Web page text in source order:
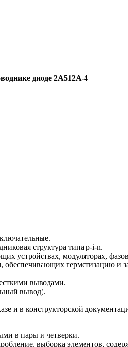
диоде 2А512А-4
структура типа p-i-n.
устройствах, модуляторах,
обеспечивающих герметизацию и
выводами.
вывод).
и в конструкторской
в пары и четверки.
выборка элементов,